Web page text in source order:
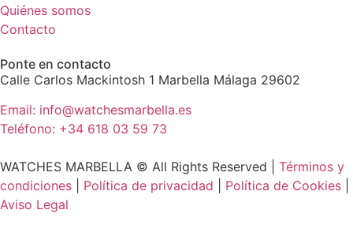
Quiénes somos
Contacto
Ponte en contacto
Calle Carlos Mackintosh 1 Marbella Málaga 29602
Email: info@watchesmarbella.es
Teléfono: +34 618 03 59 73
WATCHES MARBELLA © All Rights Reserved ​| Términos y
condiciones
Política de privacidad Política de Cookies
Aviso Legal